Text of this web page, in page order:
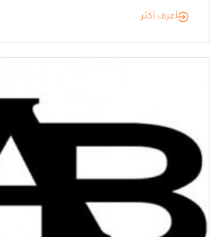
أعرف أكثر